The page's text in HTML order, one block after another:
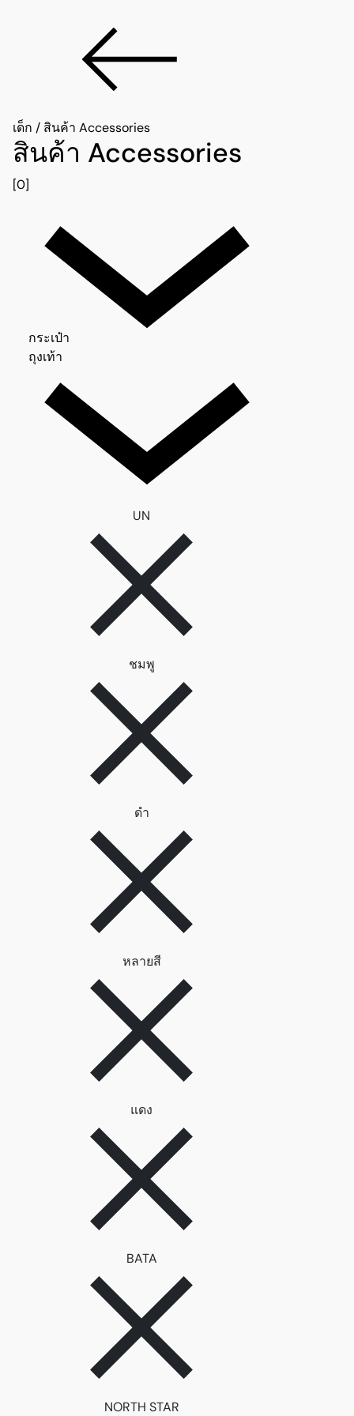
เด็ก / สินค้า Accessories
สินค้า Accessories
[0]
กระเป๋า
ถุงเท้า
UN
ชมพูลบตัวกรอง ชมพู
ดำลบตัวกรอง ดำ
หลายสีลบตัวกรอง หลายสี
แดง
BATAลบตัวกรอง BATA
NORTH STARลบตัวกรอง NORTH STAR